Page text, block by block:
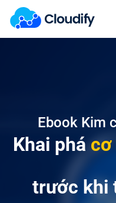
Ebook Kim
Khai phá cơ
trước khi